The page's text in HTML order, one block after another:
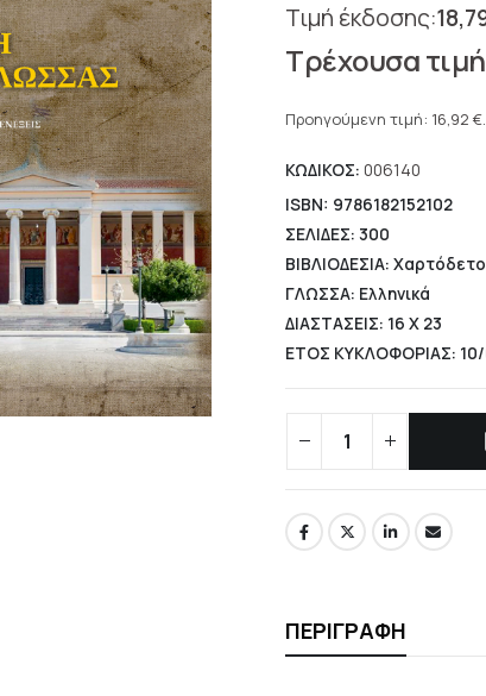
Original
price
was:
18,79 €.
τρέχουσα
είναι:
16,92 €.
Προηγούμενη τιμή: 16,92 €.
ΚΩΔΙΚΟΣ: 006140
ISBN: 9786182152102
ΣΕΛΙΔΕΣ: 300
ΒΙΒΛΙΟΔΕΣΙΑ: Χαρτόδετο
ΓΛΩΣΣΑ: Ελληνικά
ΔΙΑΣΤΑΣΕΙΣ: 16 Χ 23
ΕΤΟΣ ΚΥΚΛΟΦΟΡΙΑΣ:
ΠΕΡΙΓΡΑΦΉ